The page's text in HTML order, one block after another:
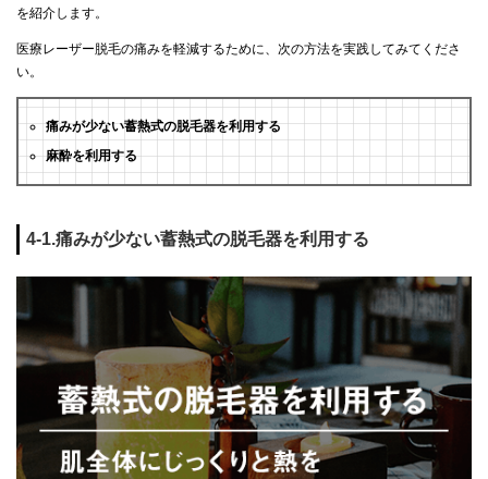
を紹介します。
医療レーザー脱毛の痛みを軽減するために、次の方法を実践してみてくださ
い。
痛みが少ない蓄熱式の脱毛器を利用する
麻酔を利用する
4-1.痛みが少ない蓄熱式の脱毛器を利用する